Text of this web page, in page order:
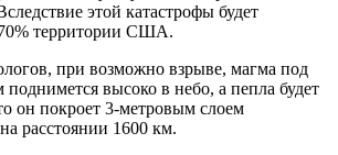
этой катастрофы будет
территории США.
при возможно взрыве, магма под
высоко в небо, а пепла будет
он покроет 3-метровым слоем
расстоянии 1600 км.